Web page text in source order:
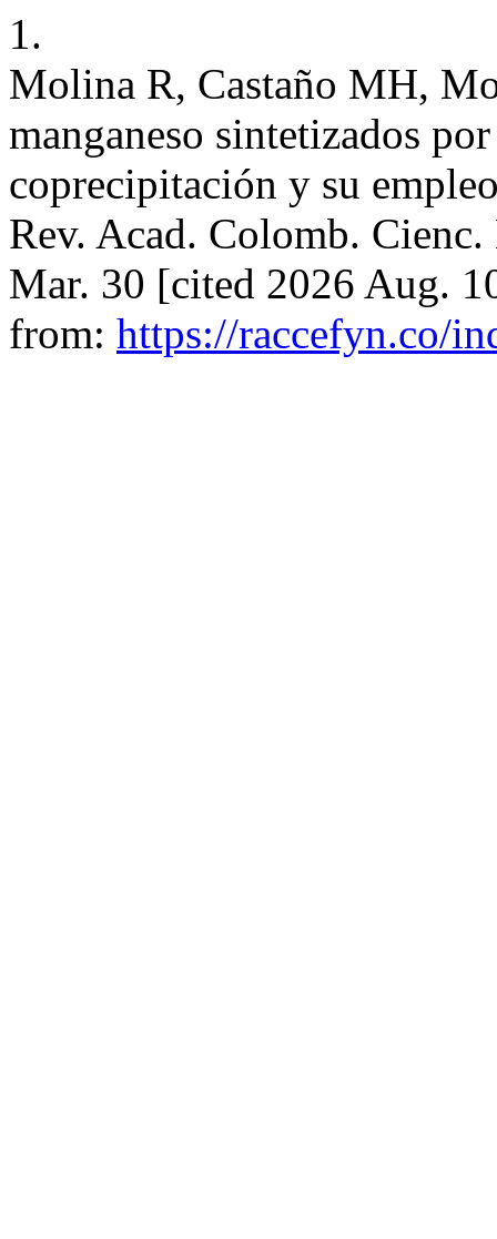
1.
Molina R, Castaño MH,
manganeso sintetizados
coprecipitación y su
Rev. Acad. Colomb.
Mar. 30 [cited 2026 Aug.
from: https://raccefyn.co/